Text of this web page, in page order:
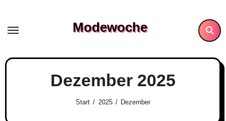
content
Modewoche
Dezember 2025
Start 2025 Dezember